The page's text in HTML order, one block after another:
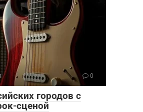
0
городов с
сценой